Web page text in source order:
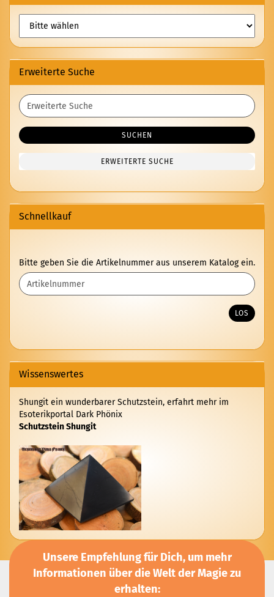
Erweiterte Suche
Erweiterte
Suche
SUCHEN
ERWEITERTE SUCHE
Schnellkauf
BITTE
GEBEN
SIE
DIE
KATALOG
EIN.
Bitte geben Sie die Artikelnummer aus unserem Katalog ein.
LOS
Wissenswertes
Shungit ein wunderbarer Schutzstein, erfahrt mehr im
Esoterikportal Dark Phönix
Schutzstein Shungit
Unsere Empfehlung für Dich, um mehr
Informationen über die Welt der Magie zu
erhalten: